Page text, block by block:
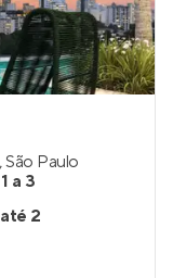
,São Paulo
1 a 3
até 2